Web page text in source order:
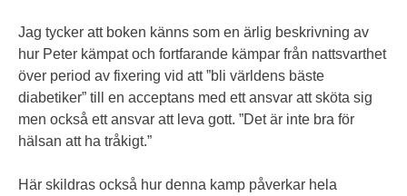
Jag tycker att boken känns som en ärlig beskrivning av
hur Peter kämpat och fortfarande kämpar från nattsvarthet
över period av fixering vid att ”bli världens bäste
diabetiker” till en acceptans med ett ansvar att sköta sig
men också ett ansvar att leva gott. ”Det är inte bra för
hälsan att ha tråkigt.”
Här skildras också hur denna kamp påverkar hela